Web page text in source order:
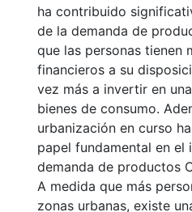
ha contribuido
de la demanda de
que las personas tienen
financieros a su
vez más a invertir en
bienes de consumo.
urbanización en curso
papel fundamental en el
demanda de productos
A medida que más
zonas urbanas, existe